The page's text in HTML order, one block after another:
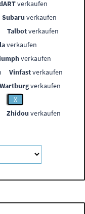
verkaufen
Subaru verkaufen
Talbotverkaufen
verkaufen
verkaufen
Vinfastverkaufen
Wartburgverkaufen
X
Zhidou verkaufen